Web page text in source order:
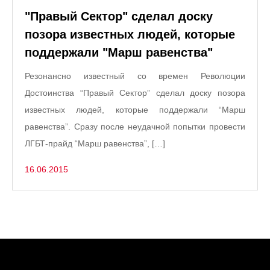
"Правый Сектор" сделал доску
позора известных людей, которые
поддержали "Марш равенства"
Резонансно известный со времен Революции
Достоинства “Правый Сектор” сделал доску позора
известных людей, которые поддержали “Марш
равенства”. Сразу после неудачной попытки провести
ЛГБТ-прайд “Марш равенства”, […]
16.06.2015